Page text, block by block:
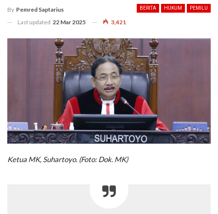
BERITA HUKUM PEMILU
By Pemred Saptarius
Last updated 22 Mar 2025 3,421
Ketua MK, Suhartoyo. (Foto: Dok. MK)